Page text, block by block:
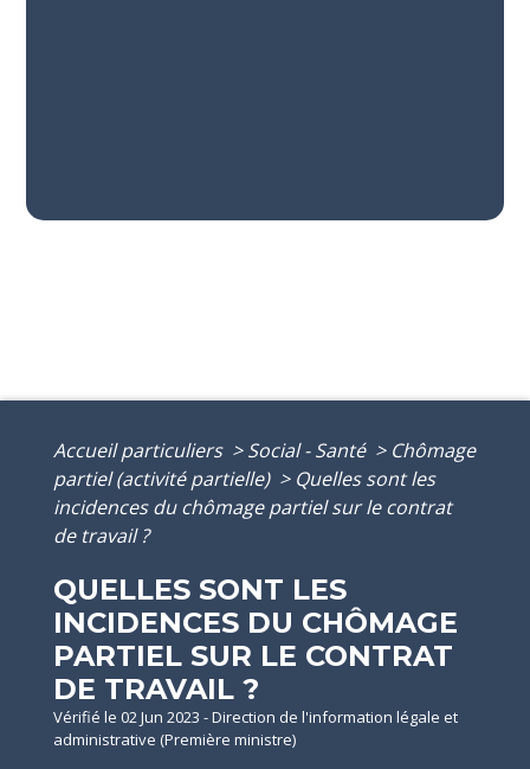
Accueil particuliers > Social - Santé > Chômage
partiel (activité partielle) > Quelles sont les
incidences du chômage partiel sur le contrat
de travail ?
QUELLES SONT LES
INCIDENCES DU CHÔMAGE
PARTIEL SUR LE CONTRAT
DE TRAVAIL ?
Vérifié le 02 Jun 2023 - Direction de l'information légale et
administrative (Première ministre)